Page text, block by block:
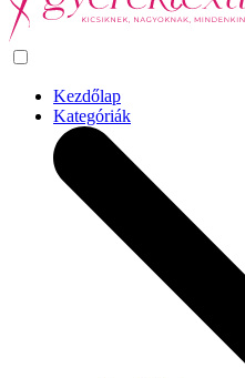
Kezdőlap
Kategóriák